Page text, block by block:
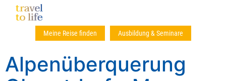
Meine Reise finden Ausbildung & Seminare
Alpenüberquerung